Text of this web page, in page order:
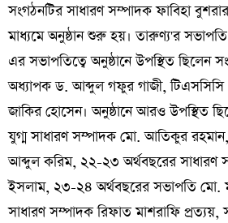
সংগঠনটির সাধারণ সম্পাদক ফাবিহা
মাধ্যমে অনুষ্ঠান শুরু হয়। তারুণ্য'র
এর সভাপতিত্বে অনুষ্ঠানে উপস্থিত ছিলেন
অধ্যাপক ড. আব্দুল গফুর গাজী,
জাকির হোসেন। অনুষ্ঠানে আরও উপস্থিত
যুগ্ম সাধারণ সম্পাদক মো. আতিকুর
আব্দুল করিম, ২২-২৩ অর্থবছরের
ইসলাম, ২৩-২৪ অর্থবছরের সভাপতি
সাধারণ সম্পাদক রিফাত মাশরাফি প্রত্যয়,